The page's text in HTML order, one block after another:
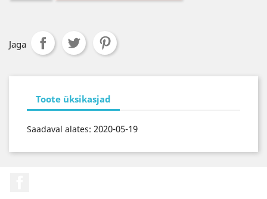
Jaga
Toote üksikasjad
Saadaval alates: 2020-05-19